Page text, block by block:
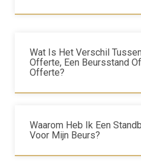
Wat Is Het Verschil
Offerte, Een Beursstand
Offerte?
Waarom Heb Ik Een
Voor Mijn Beurs?